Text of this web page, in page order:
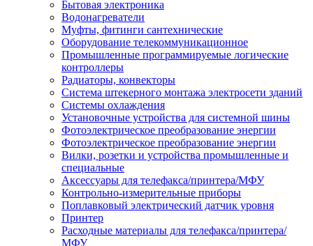
Бытовая электроника
Водонагреватели
Муфты, фитинги сантехнические
Оборудование телекоммуникационное
Промышленные программируемые логические
контроллеры
Радиаторы, конвекторы
Система штекерного монтажа электросети зданий
Системы охлаждения
Установочные устройства для системной шины
Фотоэлектрическое преобразование энергии
Фотоэлектрическое преобразование энергии
Вилки, розетки и устройства промышленные и
специальные
Аксессуары для телефакса/принтера/МФУ
Контрольно-измерительные приборы
Поплавковый электрический датчик уровня
Принтер
Расходные материалы для телефакса/принтера/
МФУ